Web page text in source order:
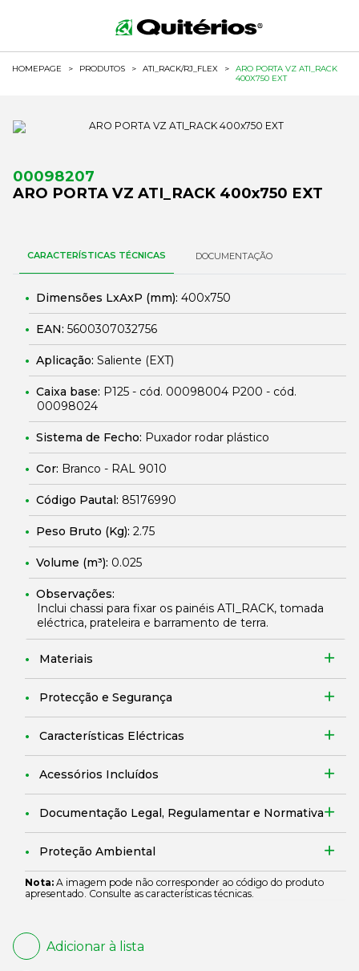
HOMEPAGE > PRODUTOS > ATI_RACK/RJ_FLEX >
ARO PORTA VZ ATI_RACK
400X750 EXT
00098207
ARO PORTA VZ ATI_RACK 400x750 EXT
CARACTERÍSTICAS TÉCNICAS DOCUMENTAÇÃO
Dimensões LxAxP (mm): 400x750
EAN: 5600307032756
Aplicação: Saliente (EXT)
Caixa base: P125 - cód. 00098004 P200 - cód.
00098024
Sistema de Fecho: Puxador rodar plástico
Cor: Branco - RAL 9010
Código Pautal: 85176990
Peso Bruto (Kg): 2.75
Volume (m³): 0.025
Observações:
Inclui chassi para fixar os painéis ATI_RACK, tomada
eléctrica, prateleira e barramento de terra.
Materiais
Protecção e Segurança
Características Eléctricas
Acessórios Incluídos
Documentação Legal, Regulamentar e Normativa
Proteção Ambiental
Nota: A imagem pode não corresponder ao código do produto
apresentado. Consulte as características técnicas.
Adicionar à lista